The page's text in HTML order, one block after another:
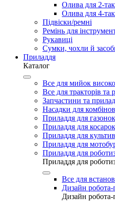
Олива для 2-
Олива для 4-
Підвіски/ремні
Ремінь для
Рукавиці
Сумки, чохли й
Приладдя
Каталог
Все для мийок
Все для тракторів та
Запчастини та
Насадки для
Приладдя для
Приладдя для
Приладдя для
Приладдя для
Приладдя для
Приладдя для
Все для
Дизайн робота-
Дизайн робота-